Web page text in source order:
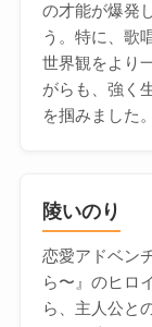
の才能が爆発
う。特に、歌
世界観をより
がらも、強く
を掴みました。
陵いのり
恋愛アドベン
ら〜』のヒロ
ら、主人公と